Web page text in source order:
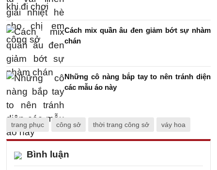
Cách mix quần âu đen giảm bớt sự nhàm
chán
Những cô nàng bắp tay to nên tránh diện
các mẫu áo này
trang phục công sở thời trang công sở váy hoa
Bình luận